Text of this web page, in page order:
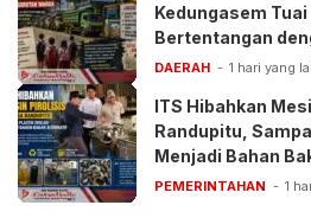
Kedungasem
Bertentangan
DAERAH 1 hari yang
ITS Hibahkan
Randupitu,
Menjadi Bahan
PEMERINTAHAN 1